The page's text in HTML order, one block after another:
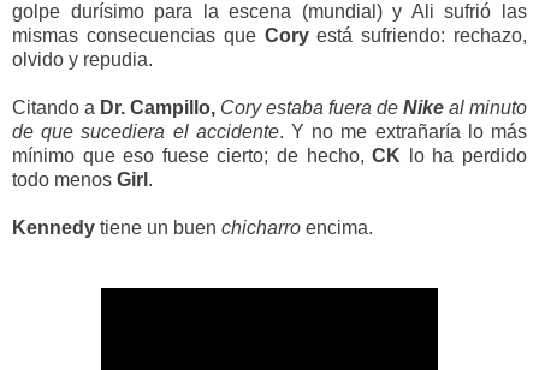
golpe durísimo para la escena (mundial) y Ali sufrió las
mismas consecuencias que Coryestá sufriendo: rechazo,
olvido y repudia.
Citando a Dr. Campillo, Cory estaba fuera de Nike al minuto
de que sucediera el accidente. Y no me extrañaría lo más
mínimo que eso fuese cierto; de hecho,CK lo ha perdido
todo menos Girl .
Kennedy tiene un buen chicharro encima.